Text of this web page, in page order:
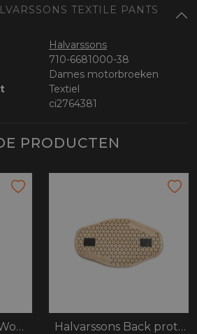
TEXTILE PANTS
Halvarssons
710-6681000-38
Dames motorbroeken
Textiel
ci2764381
PRODUCTEN
Halvarssons Vimo Woman
Halvarssons Back protector Melbyn